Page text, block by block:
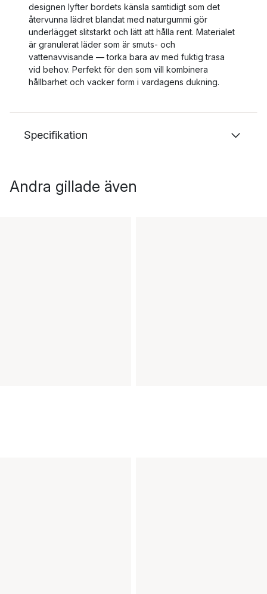
designen lyfter bordets känsla samtidigt som det
återvunna lädret blandat med naturgummi gör
underlägget slitstarkt och lätt att hålla rent. Materialet
är granulerat läder som är smuts‑ och
vattenavvisande — torka bara av med fuktig trasa
vid behov. Perfekt för den som vill kombinera
hållbarhet och vacker form i vardagens dukning.
Specifikation
Andra gillade även